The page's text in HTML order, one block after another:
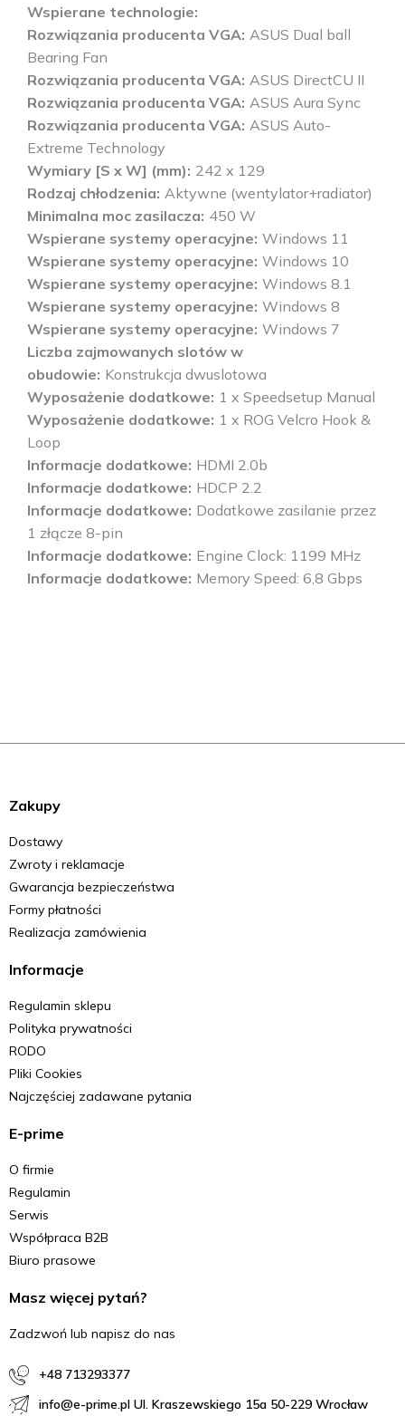
Wspierane technologie
Rozwiązania producenta VGA ASUS Dual ball
Bearing Fan
Rozwiązania producenta VGA ASUS DirectCU II
Rozwiązania producenta VGA ASUS Aura Sync
Rozwiązania producenta VGA ASUS Auto-
Extreme Technology
Wymiary [S x W] (mm) 242 x 129
Rodzaj chłodzenia Aktywne (wentylator+radiator)
Minimalna moc zasilacza 450 W
Wspierane systemy operacyjne Windows 11
Wspierane systemy operacyjne Windows 10
Wspierane systemy operacyjne Windows 8.1
Wspierane systemy operacyjne Windows 8
Wspierane systemy operacyjne Windows 7
Liczba zajmowanych slotów w
obudowie Konstrukcja dwuslotowa
Wyposażenie dodatkowe 1 x Speedsetup Manual
Wyposażenie dodatkowe 1 x ROG Velcro Hook &
Loop
Informacje dodatkowe HDMI 2.0b
Informacje dodatkowe HDCP 2.2
Informacje dodatkowe Dodatkowe zasilanie przez
1 złącze 8-pin
Informacje dodatkowe Engine Clock: 1199 MHz
Informacje dodatkowe Memory Speed: 6,8 Gbps
Zakupy
Dostawy
Zwroty i reklamacje
Gwarancja bezpieczeństwa
Formy płatności
Realizacja zamówienia
Informacje
Regulamin sklepu
Polityka prywatności
RODO
Pliki Cookies
Najczęściej zadawane pytania
E-prime
O firmie
Regulamin
Serwis
Współpraca B2B
Biuro prasowe
Masz więcej pytań?
Zadzwoń lub napisz do nas
+48 713293377
info@e-prime.pl Ul. Kraszewskiego 15a 50-229 Wrocław